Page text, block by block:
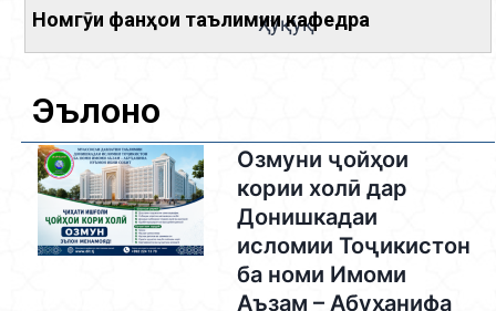
Ҳуқуқ
Эълонҳо
Озмуни ҷойҳои
кории холӣ дар
Донишкадаи
исломии Тоҷикистон
ба номи Имоми
Аъзам – Абуҳанифа